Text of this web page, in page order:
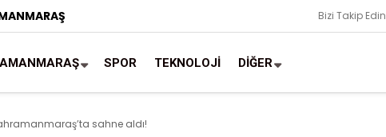
Bizi Takip Edin
SPOR TEKNOLOJİ DİĞER
sahne aldı!